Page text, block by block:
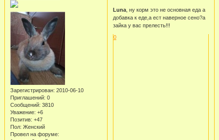
Зарегистрирован: 2010-06-10
Приглашений: 0
Сообщений: 3810
Уважение: +6
Позитив: +47
Пол: Женский
Провел на форуме:
Luna, ну корм это не основная еда а
добавка к еде,а ест наверное сено?а
зайка у вас прелесть!!!
0